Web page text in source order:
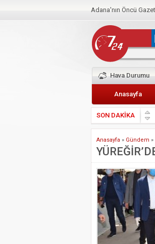
Adana'nın Öncü
Hava Durumu
Anasayfa
SON DAKİKA
Anasayfa » Gündem »